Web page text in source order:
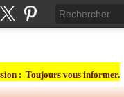
: Toujours vous informer.